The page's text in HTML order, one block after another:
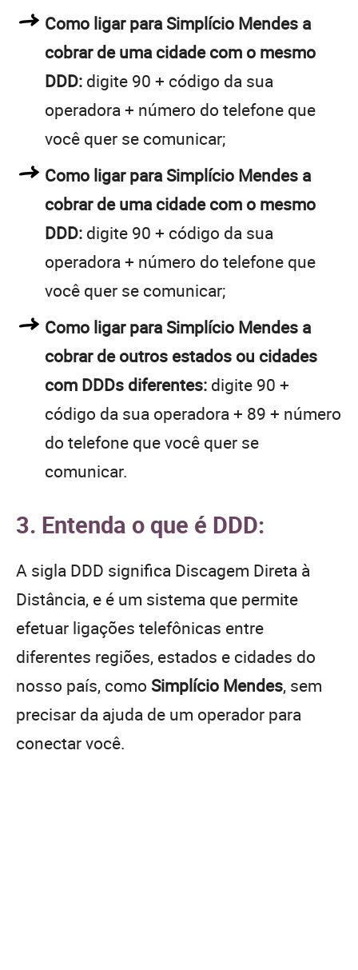
Como ligar para Simplício Mendes a
cobrar de uma cidade com o mesmo
DDD: digite 90 + código da sua
operadora + número do telefone que
você quer se comunicar;
Como ligar para Simplício Mendes a
cobrar de uma cidade com o mesmo
DDD: digite 90 + código da sua
operadora + número do telefone que
você quer se comunicar;
Como ligar para Simplício Mendes a
cobrar de outros estados ou cidades
com DDDs diferentes: digite 90 +
código da sua operadora + 89 + número
do telefone que você quer se
comunicar.
3. Entenda o que é DDD:
A sigla DDD significa Discagem Direta à
Distância, e é um sistema que permite
efetuar ligações telefônicas entre
diferentes regiões, estados e cidades do
nosso país, como Simplício Mendes, sem
precisar da ajuda de um operador para
conectar você.